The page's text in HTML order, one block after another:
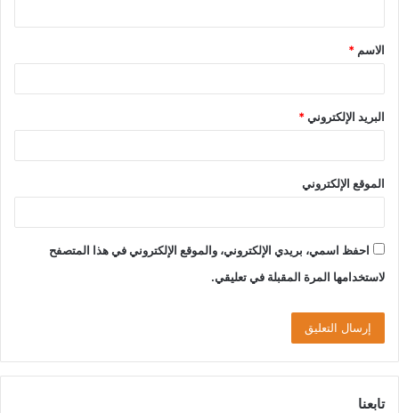
ق
*
الاسم *
البريد الإلكتروني*
الموقع الإلكتروني
احفظ اسمي، بريدي الإلكتروني، والموقع الإلكتروني في هذا المتصفح
لاستخدامها المرة المقبلة في تعليقي.
تابعنا